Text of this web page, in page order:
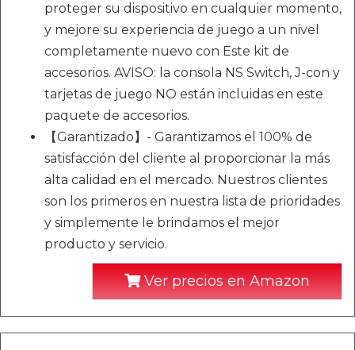
proteger su dispositivo en cualquier momento,
y mejore su experiencia de juego a un nivel
completamente nuevo con Este kit de
accesorios. AVISO: la consola NS Switch, J-con y
tarjetas de juego NO están incluidas en este
paquete de accesorios.
【Garantizado】- Garantizamos el 100% de
satisfacción del cliente al proporcionar la más
alta calidad en el mercado. Nuestros clientes
son los primeros en nuestra lista de prioridades
y simplemente le brindamos el mejor
producto y servicio.
Ver precios en Amazon